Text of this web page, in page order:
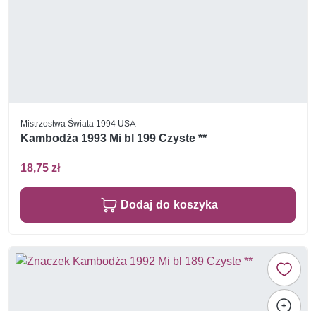
Mistrzostwa Świata 1994 USA
Kambodża 1993 Mi bl 199 Czyste **
18,75 zł
Dodaj do koszyka